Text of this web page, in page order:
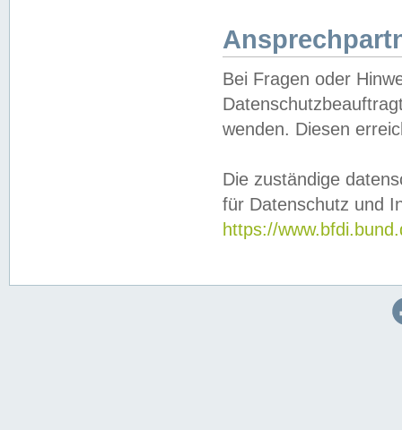
Bei Fragen oder
wenden. Diesen
Die zuständige
für Datenschutz und
https://